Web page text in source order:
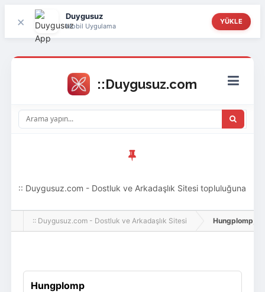
× Duygusuz
Mobil Uygulama
YÜKLE
:: Duygusuz.com - Dostluk ve Arkadaşlık Sitesi topluluğuna
hoş geldin ziyaretçi! Aramıza katılmak istersen kayıt
:: Duygusuz.com - Dostluk ve Arkadaşlık Sitesi Hungplomp,
Hungplomp